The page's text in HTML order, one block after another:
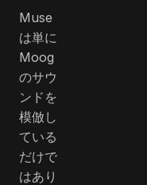
Muse
は単に
Moog
のサウ
ンドを
模倣し
ている
だけで
はあり